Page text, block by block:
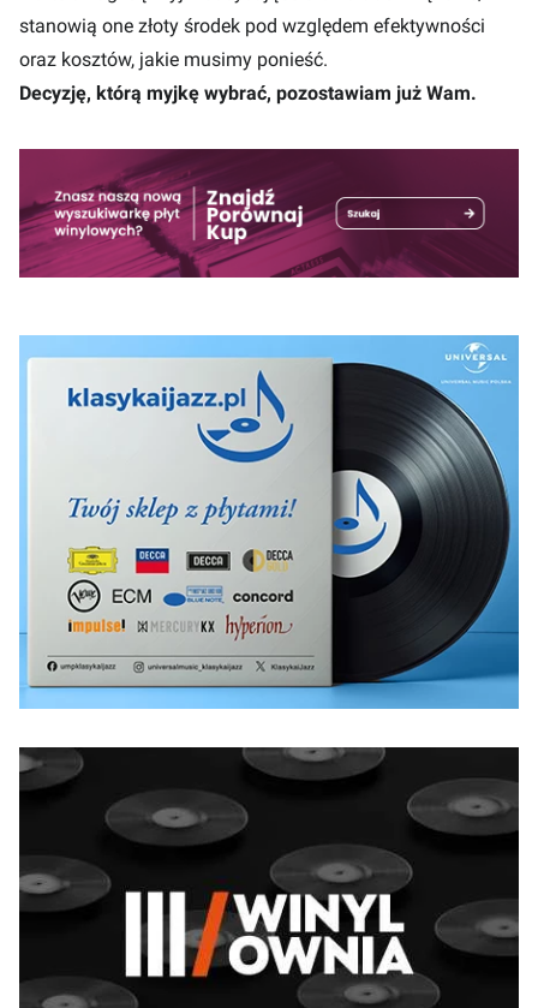
stanowią one złoty środek pod względem efektywności
oraz kosztów, jakie musimy ponieść.
Decyzję, którą myjkę wybrać, pozostawiam już Wam.